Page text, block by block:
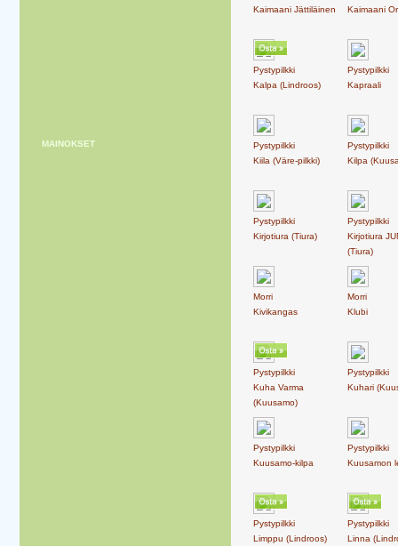
MAINOKSET
Kaimaani Jättiläinen
Kaimaani
Pystypilkki
Kalpa (Lindroos)
Pystypilkki
Kapraali
Pystypilkki
Kiila (Väre-pilkki)
Pystypilkki
Kilpa
Pystypilkki
Kirjotiura (Tiura)
Pystypilkki
Kirjotiura
(Tiura)
Morri
Kivikangas
Morri
Klubi
Pystypilkki
Kuha Varma
(Kuusamo)
Pystypilkki
Kuhari
Pystypilkki
Kuusamo-kilpa
Pystypilkki
Kuusamon
Pystypilkki
Limppu (Lindroos)
Pystypilkki
Linna